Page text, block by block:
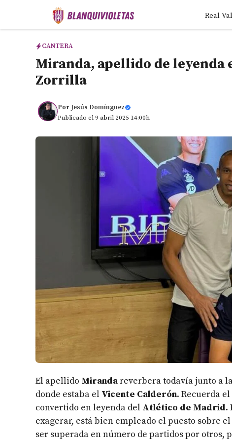
Real
CANTERA
Miranda, apellido de leyenda
Zorrilla
Por Jesús Domínguez
Publicado el 9 abril 2025 14:00h
El apellido Mirandareverbera todavía junto a
donde estaba el Vicente Calderón. Recuerda
convertido en leyenda del Atlético de Madrid.
exagerar, está bien empleado el puesto sobre
ser superada en número de partidos por